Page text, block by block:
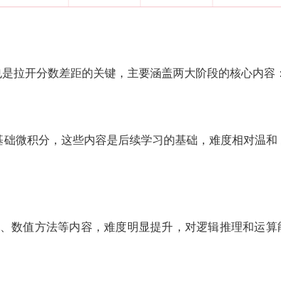
拉开分数差距的关键，主要涵盖两大阶段的核心内容：
微积分，这些内容是后续学习的基础，难度相对温和
数值方法等内容，难度明显提升，对逻辑推理和运算